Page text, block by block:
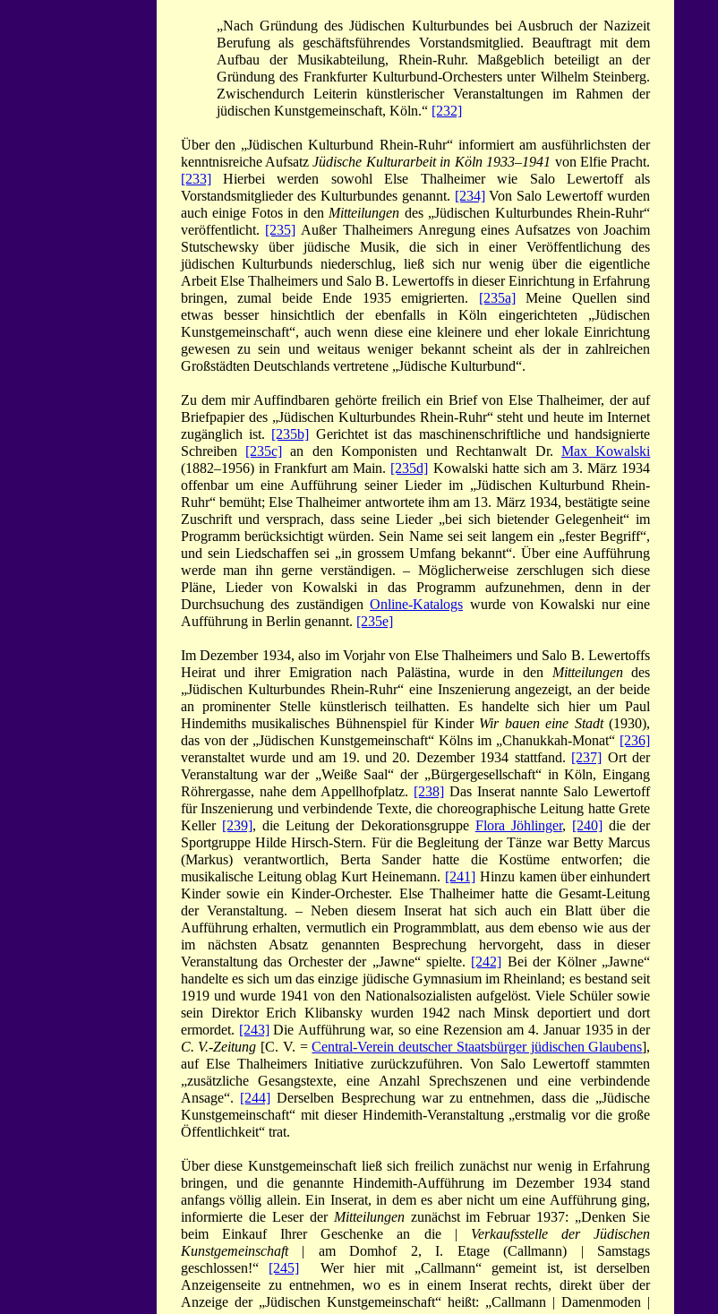
„Nach Gründung des Jüdischen Kulturbundes bei Ausbruch der Nazizeit
Berufung als geschäftsführendes Vorstandsmitglied. Beauftragt mit dem
Aufbau der Musikabteilung, Rhein-Ruhr. Maßgeblich beteiligt an der
Gründung des Frankfurter Kulturbund-Orchesters unter Wilhelm Steinberg.
Zwischendurch Leiterin künstlerischer Veranstaltungen im Rahmen der
jüdischen Kunstgemeinschaft, Köln.“ [232]
Über den „Jüdischen Kulturbund Rhein-Ruhr“ informiert am ausführlichsten der
kenntnisreiche AufsatzJüdische Kulturarbeit in Köln 1933–1941 von Elfie Pracht.
[233]
Hierbei werden sowohl Else Thalheimer wie Salo Lewertoff als
Vorstandsmitglieder des Kulturbundes genannt. [234]Von Salo Lewertoff wurden
auch einige Fotos in den Mitteilungen des „Jüdischen Kulturbundes Rhein-Ruhr“
veröffentlicht. [235] Außer Thalheimers Anregung eines Aufsatzes von Joachim
Stutschewsky über jüdische Musik, die sich in einer Veröffentlichung des
jüdischen Kulturbunds niederschlug, ließ sich nur wenig über die eigentliche
Arbeit Else Thalheimers und Salo B. Lewertoffs in dieser Einrichtung in Erfahrung
bringen, zumal beide Ende 1935 emigrierten. [235a]Meine Quellen sind
etwas besser hinsichtlich der ebenfalls in Köln eingerichteten „Jüdischen
Kunstgemeinschaft“, auch wenn diese eine kleinere und eher lokale Einrichtung
gewesen zu sein und weitaus weniger bekannt scheint als der in zahlreichen
Großstädten Deutschlands vertretene „Jüdische Kulturbund“.
Zu dem mir Auffindbaren gehörte freilich ein Brief von Else Thalheimer, der auf
Briefpapier des „Jüdischen Kulturbundes Rhein-Ruhr“ steht und heute im Internet
zugänglich ist. [235b] Gerichtet ist das maschinenschriftliche und handsignierte
Schreiben [235c] an den Komponisten und Rechtanwalt Dr. Max Kowalski
(1882–1956) in Frankfurt am Main. [235d] Kowalski hatte sich am 3. März 1934
offenbar um eine Aufführung seiner Lieder im „Jüdischen Kulturbund Rhein-
Ruhr“ bemüht; Else Thalheimer antwortete ihm am 13. März 1934, bestätigte seine
Zuschrift und versprach, dass seine Lieder „bei sich bietender Gelegenheit“ im
Programm berücksichtigt würden. Sein Name sei seit langem ein „fester Begriff“,
und sein Liedschaffen sei „in grossem Umfang bekannt“. Über eine Aufführung
werde man ihn gerne verständigen. – Möglicherweise zerschlugen sich diese
Pläne, Lieder von Kowalski in das Programm aufzunehmen, denn in der
Durchsuchung des zuständigenOnline-Katalogs wurde von Kowalski nur eine
Aufführung in Berlin genannt. [235e]
Im Dezember 1934, also im Vorjahr von Else Thalheimers und Salo B. Lewertoffs
Heirat und ihrer Emigration nach Palästina, wurde in den Mitteilungendes
„Jüdischen Kulturbundes Rhein-Ruhr“ eine Inszenierung angezeigt, an der beide
an prominenter Stelle künstlerisch teilhatten. Es handelte sich hier um Paul
Hindemiths musikalisches Bühnenspiel für Kinder Wir bauen eine Stadt(1930),
das von der „Jüdischen Kunstgemeinschaft“ Kölns im „Chanukkah-Monat“ [236]
veranstaltet wurde und am 19. und 20. Dezember 1934 stattfand. [237] Ort der
Veranstaltung war der „Weiße Saal“ der „Bürgergesellschaft“ in Köln, Eingang
Röhrergasse, nahe dem Appellhofplatz. [238]Das Inserat nannte Salo Lewertoff
für Inszenierung und verbindende Texte, die choreographische Leitung hatte Grete
Keller [239], die Leitung der Dekorationsgruppe Flora Jöhlinger, [240] die der
Sportgruppe Hilde Hirsch-Stern. Für die Begleitung der Tänze war Betty Marcus
(Markus) verantwortlich, Berta Sander hatte die Kostüme entworfen; die
musikalische Leitung oblag Kurt Heinemann. [241]Hinzu kamen über einhundert
Kinder sowie ein Kinder-Orchester. Else Thalheimer hatte die Gesamt-Leitung
der Veranstaltung. – Neben diesem Inserat hat sich auch ein Blatt über die
Aufführung erhalten, vermutlich ein Programmblatt, aus dem ebenso wie aus der
im nächsten Absatz genannten Besprechung hervorgeht, dass in dieser
Veranstaltung das Orchester der „Jawne“ spielte. [242] Bei der Kölner „Jawne“
handelte es sich um das einzige jüdische Gymnasium im Rheinland; es bestand seit
1919 und wurde 1941 von den Nationalsozialisten aufgelöst. Viele Schüler sowie
sein Direktor Erich Klibansky wurden 1942 nach Minsk deportiert und dort
ermordet. [243]Die Aufführung war, so eine Rezension am 4. Januar 1935 in der
C. V.-Zeitung [C. V. =Central-Verein deutscher Staatsbürger jüdischen Glaubens],
auf Else Thalheimers Initiative zurückzuführen. Von Salo Lewertoff stammten
„zusätzliche Gesangstexte, eine Anzahl Sprechszenen und eine verbindende
Ansage“. [244]Derselben Besprechung war zu entnehmen, dass die „Jüdische
Kunstgemeinschaft“ mit dieser Hindemith-Veranstaltung „erstmalig vor die große
Öffentlichkeit“ trat.
Über diese Kunstgemeinschaft ließ sich freilich zunächst nur wenig in Erfahrung
bringen, und die genannte Hindemith-Aufführung im Dezember 1934 stand
anfangs völlig allein. Ein Inserat, in dem es aber nicht um eine Aufführung ging,
informierte die Leser der Mitteilungenzunächst im Februar 1937: „Denken Sie
beim Einkauf Ihrer Geschenke an die | Verkaufsstelle der Jüdischen
Kunstgemeinschaft| am Domhof 2, I. Etage (Callmann) | Samstags
geschlossen!“ [245] Wer hier mit „Callmann“ gemeint ist, ist derselben
Anzeigenseite zu entnehmen, wo es in einem Inserat rechts, direkt über der
Anzeige der „Jüdischen Kunstgemeinschaft“ heißt: „Callmann | Damenmoden |